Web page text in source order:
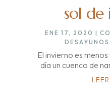
sol de
ENE 17, 2020 |
El invierno es
día un cuenco de